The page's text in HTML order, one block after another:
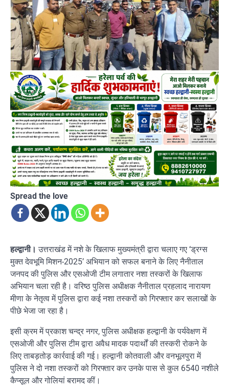
Spread the love
हल्द्वानी।उत्तराखंड में नशे के खिलाफ मुख्यमंत्री द्वारा चलाए गए ‘ड्रग्स
मुक्त देवभूमि मिशन-2025’ अभियान को सफल बनाने के लिए नैनीताल
जनपद की पुलिस और एसओजी टीम लगातार नशा तस्करों के खिलाफ
अभियान चला रही है। वरिष्ठ पुलिस अधीक्षक नैनीताल प्रहलाद नारायण
मीणा के नेतृत्व में पुलिस द्वारा कई नशा तस्करों को गिरफ्तार कर सलाखों के
पीछे भेजा जा रहा है।
इसी क्रम में प्रकाश चन्द्र नगर, पुलिस अधीक्षक हल्द्वानी के पर्यवेक्षण में
एसओजी और पुलिस टीम द्वारा अवैध मादक पदार्थों की तस्करी रोकने के
लिए ताबड़तोड़ कार्रवाई की गई। हल्द्वानी कोतवाली और वनभूलपुरा में
पुलिस ने दो नशा तस्करों को गिरफ्तार कर उनके पास से कुल 6540 नशीले
कैप्सूल और गोलियां बरामद कीं।